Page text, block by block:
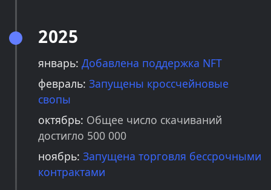
2025
январь: Добавлена поддержка NFT
февраль: Запущены кроссчейновые
свопы
октябрь: Общее число скачиваний
достигло 500 000
ноябрь: Запущена торговля бессрочными
контрактами